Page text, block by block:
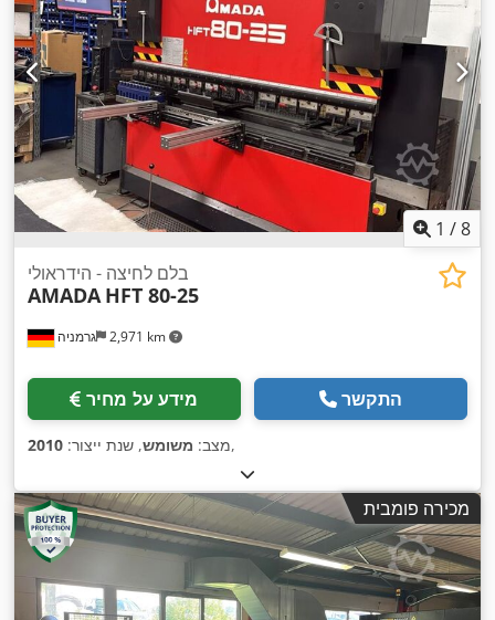
1 /8
גרמניה 2,971 km
בלם לחיצה - הידראולי
AMADA HFT 80-25
מידע על מחיר התקשר
מצב: משומש, שנת ייצור: 2010 ,
מכירה פומבית